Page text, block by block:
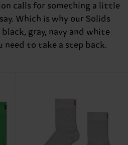
calls for something a little
Which is why our Solids
gray, navy and white
need to take a step back.